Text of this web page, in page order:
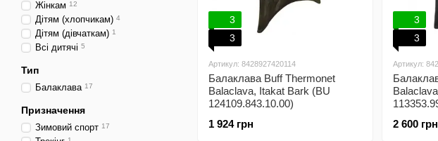
3
3
Артикул: 8428927420114
Балаклава Buff Thermonet
Balaclava, Itakat Bark (BU
124109.843.10.00)
1 924 грн
3
3
Артикул:
2 600 грн
Жінкам 12
Дітям (хлопчикам) 4
Дітям (дівчаткам) 1
Всі дитячі 5
Тип
Балаклава 17
Призначення
Зимовий спорт 17